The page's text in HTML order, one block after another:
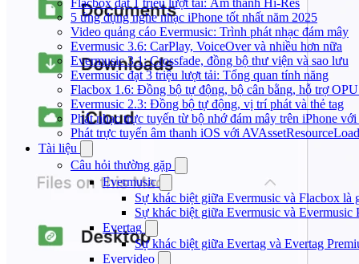
Flacbox đạt 1 triệu lượt tải: Âm thanh Hi-Res
5 ứng dụng nghe nhạc iPhone tốt nhất năm 2025
Video quảng cáo Evermusic: Trình phát nhạc đám mây
Evermusic 3.6: CarPlay, VoiceOver và nhiều hơn nữa
Evermusic 3.1: Crossfade, đồng bộ thư viện và sao lưu
Evermusic đạt 3 triệu lượt tải: Tổng quan tính năng
Flacbox 1.6: Đồng bộ tự động, bộ cân bằng, hỗ trợ
Evermusic 2.3: Đồng bộ tự động, vị trí phát và thẻ tag
Phát nhạc trực tuyến từ bộ nhớ đám mây trên iPhone
Phát trực tuyến âm thanh iOS với
Tài liệu
Câu hỏi thường gặp
Evermusic
Sự khác biệt giữa Evermusic và Flacbox là
Sự khác biệt giữa Evermusic và Evermusic
Evertag
Sự khác biệt giữa Evertag và Evertag
Evervideo